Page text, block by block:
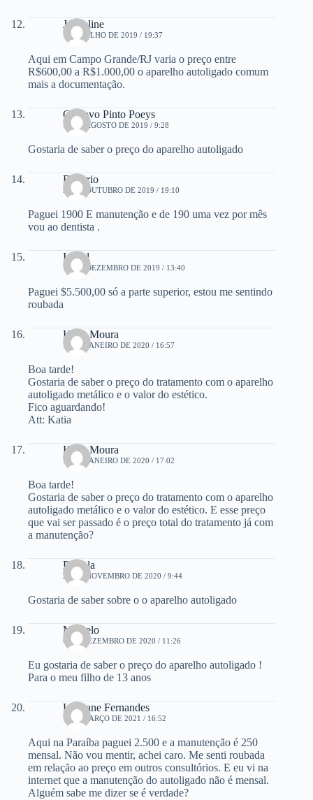
Jaqueline
1 DE JULHO DE 2019 / 19:37
Aqui em Campo Grande/RJ varia o preço entre
R$600,00 a R$1.000,00 o aparelho autoligado comum
mais a documentação.
Gustavo Pinto Poeys
17 DE AGOSTO DE 2019 / 9:28
Gostaria de saber o preço do aparelho autoligado
Rogerio
31 DE OUTUBRO DE 2019 / 19:10
Paguei 1900 E manutenção e de 190 uma vez por mês
vou ao dentista .
Izabel
15 DE DEZEMBRO DE 2019 / 13:40
Paguei $5.500,00 só a parte superior, estou me sentindo
roubada
Katia Moura
10 DE JANEIRO DE 2020 / 16:57
Boa tarde!
Gostaria de saber o preço do tratamento com o aparelho
autoligado metálico e o valor do estético.
Fico aguardando!
Att: Katia
Katia Moura
10 DE JANEIRO DE 2020 / 17:02
Boa tarde!
Gostaria de saber o preço do tratamento com o aparelho
autoligado metálico e o valor do estético. E esse preço
que vai ser passado é o preço total do tratamento já com
a manutenção?
Pamela
24 DE NOVEMBRO DE 2020 / 9:44
Gostaria de saber sobre o o aparelho autoligado
Marcelo
4 DE DEZEMBRO DE 2020 / 11:26
Eu gostaria de saber o preço do aparelho autoligado !
Para o meu filho de 13 anos
Leidiane Fernandes
1 DE MARÇO DE 2021 / 16:52
Aqui na Paraíba paguei 2.500 e a manutenção é 250
mensal. Não vou mentir, achei caro. Me senti roubada
em relação ao preço em outros consultórios. E eu vi na
internet que a manutenção do autoligado não é mensal.
Alguém sabe me dizer se é verdade?